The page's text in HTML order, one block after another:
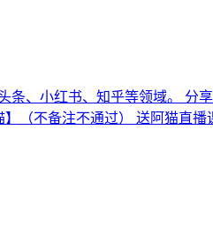
小红书、知乎等领域。 分
（不备注不通过） 送阿猫直